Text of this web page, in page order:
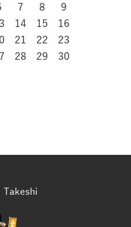
7 8
9
14 15
16
21 22
23
28 29
30